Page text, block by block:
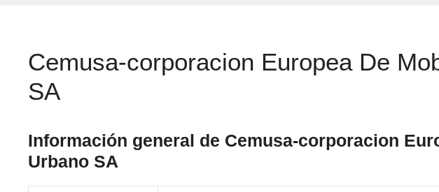
Cemusa-corporacion Europea De
SA
Información general de Cemusa-corporacion
Urbano SA